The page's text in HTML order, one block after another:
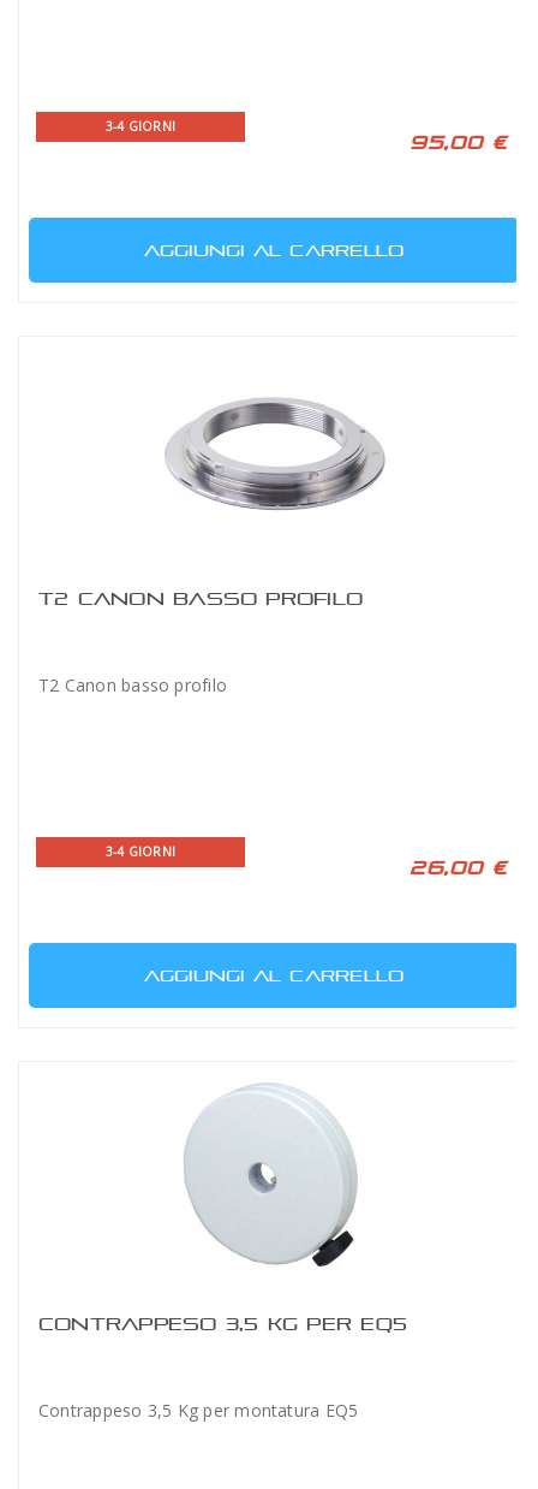
3-4 GIORNI
95,00 €
AGGIUNGI AL CARRELLO
T2 CANON BASSO PROFILO
T2 Canon basso profilo
3-4 GIORNI
26,00 €
AGGIUNGI AL CARRELLO
CONTRAPPESO 3,5 KG PER EQ5
Contrappeso 3,5 Kg per montatura EQ5